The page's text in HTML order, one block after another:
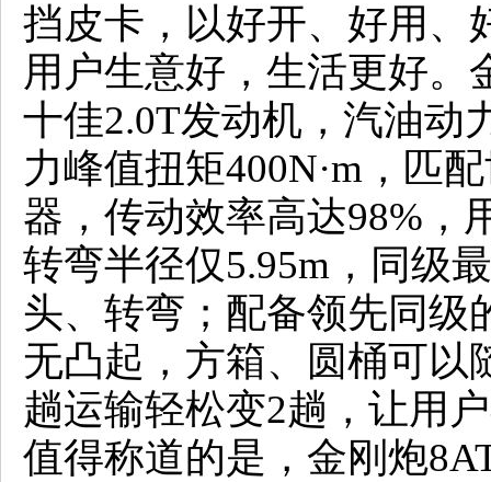
挡皮卡，以好开、好用、
用户生意好，生活更好。
十佳2.0T发动机，汽油动
力峰值扭矩400N·m，匹
器，传动效率高达98%，
转弯半径仅5.95m，同级
头、转弯；配备领先同级
无凸起，方箱、圆桶可以
趟运输轻松变2趟，让用
值得称道的是，金刚炮